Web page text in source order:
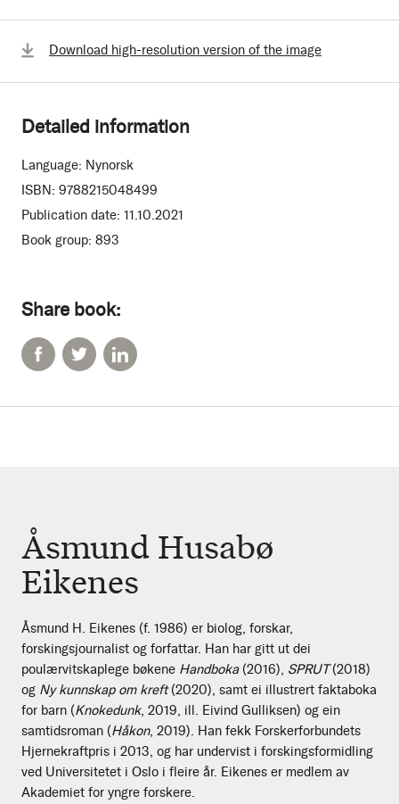
Share book:
Download high-resolution version of the image
Detailed information
Language: Nynorsk
ISBN: 9788215048499
Publication date: 11.10.2021
Book group: 893
Åsmund Husabø
Eikenes
Åsmund H. Eikenes (f. 1986) er biolog, forskar,
forskingsjournalist og forfattar. Han har gitt ut dei
poulærvitskaplege bøkene Handboka (2016), SPRUT(2018)
og Ny kunnskap om kreft(2020), samt ei illustrert faktaboka
for barn (Knokedunk, 2019, ill. Eivind Gulliksen) og ein
samtidsroman (Håkon, 2019). Han fekk Forskerforbundets
Hjernekraftpris i 2013, og har undervist i forskingsformidling
ved Universitetet i Oslo i fleire år. Eikenes er medlem av
Akademiet for yngre forskere.